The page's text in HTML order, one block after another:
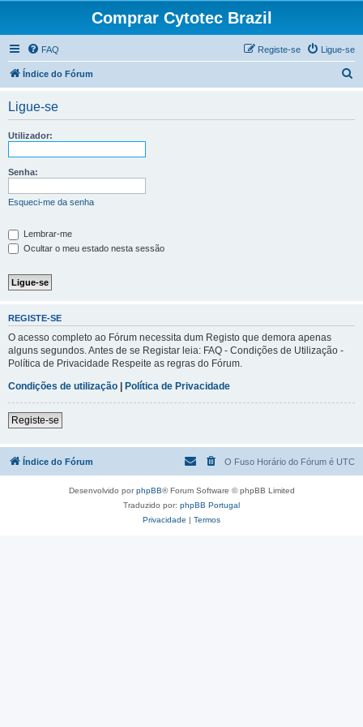
Comprar Cytotec Brazil
FAQ Ligue-se
Registe-se
Índice do Fórum
Ligue-se
Utilizador:
Senha:
Esqueci-me da senha
Lembrar-me
Ocultar o meu estado nesta sessão
REGISTE-SE
O acesso completo ao Fórum necessita dum Registo que demora apenas
alguns segundos. Antes de se Registar leia: FAQ - Condições de Utilização -
Política de Privacidade Respeite as regras do Fórum.
Condições de utilização | Política de Privacidade
Registe-se
Índice do Fórum O Fuso Horário do Fórum é UTC
Desenvolvido porphpBB® Forum Software © phpBB Limited
Traduzido por: phpBB Portugal
Privacidade | Termos